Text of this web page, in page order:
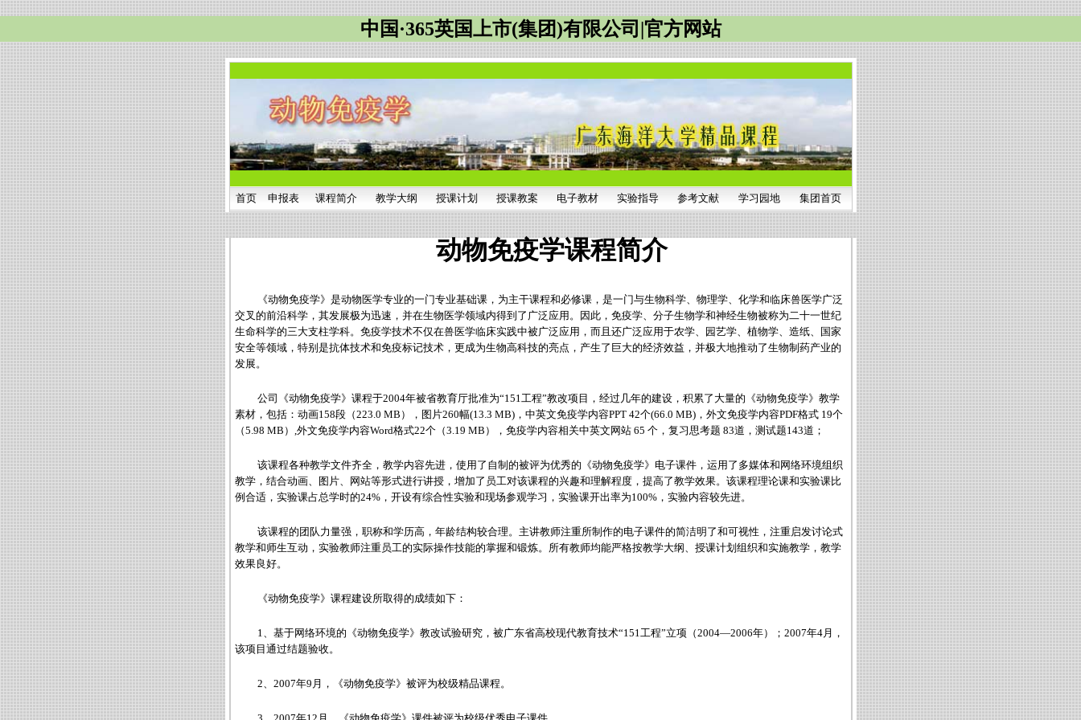
中国·365英国上市(集团)有限公司|官方网站
首页 申报表 课程简介 教学大纲 授课计划 授课教案 电子教材 实验指导 参考文献 学习园地 集团首页
动物免疫学课程简介
《动物免疫学》是动物医学专业的一门专业基础课，为主干课程和必修课，是一门与生物科学、物理学、化学和临床兽医学广泛
交叉的前沿科学，其发展极为迅速，并在生物医学领域内得到了广泛应用。因此，免疫学、分子生物学和神经生物被称为二十一世纪
生命科学的三大支柱学科。免疫学技术不仅在兽医学临床实践中被广泛应用，而且还广泛应用于农学、园艺学、植物学、造纸、国家
安全等领域，特别是抗体技术和免疫标记技术，更成为生物高科技的亮点，产生了巨大的经济效益，并极大地推动了生物制药产业的
发展。
公司《动物免疫学》课程于2004年被省教育厅批准为“151工程”教改项目，经过几年的建设，积累了大量的《动物免疫学》教学
素材，包括：动画158段（223.0 MB），图片260幅(13.3 MB)，中英文免疫学内容PPT 42个(66.0 MB)，外文免疫学内容PDF格式 19个
（5.98 MB）,外文免疫学内容Word格式22个（3.19 MB），免疫学内容相关中英文网站 65 个，复习思考题 83道，测试题143道；
该课程各种教学文件齐全，教学内容先进，使用了自制的被评为优秀的《动物免疫学》电子课件，运用了多媒体和网络环境组织
教学，结合动画、图片、网站等形式进行讲授，增加了员工对该课程的兴趣和理解程度，提高了教学效果。该课程理论课和实验课比
例合适，实验课占总学时的24%，开设有综合性实验和现场参观学习，实验课开出率为100%，实验内容较先进。
该课程的团队力量强，职称和学历高，年龄结构较合理。主讲教师注重所制作的电子课件的简洁明了和可视性，注重启发讨论式
教学和师生互动，实验教师注重员工的实际操作技能的掌握和锻炼。所有教师均能严格按教学大纲、授课计划组织和实施教学，教学
效果良好。
《动物免疫学》课程建设所取得的成绩如下：
1、基于网络环境的《动物免疫学》教改试验研究，被广东省高校现代教育技术“151工程”立项（2004—2006年）；2007年4月，
该项目通过结题验收。
2、2007年9月，《动物免疫学》被评为校级精品课程。